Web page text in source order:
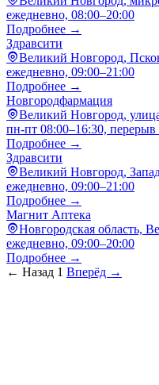
ежедневно, 08:00–20:00
Подробнее →
Здравсити
Великий Новгород,
ежедневно, 09:00–21:00
Подробнее →
Новгородфармация
Великий Новгород,
пн-пт 08:00–16:30, перерыв
Подробнее →
Здравсити
Великий Новгород,
ежедневно, 09:00–21:00
Подробнее →
Магнит Аптека
Новгородская область,
ежедневно, 09:00–20:00
Подробнее →
← Назад 1 Вперёд →